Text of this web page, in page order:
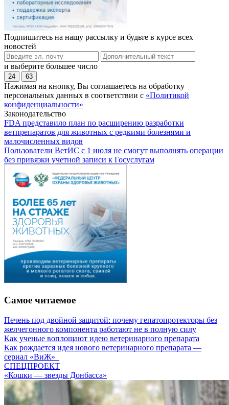
Подпишитесь на нашу рассылку и будьте в курсе всех
новостей
и выберите большее число
24 63
Нажимая на кнопку, Вы соглашаетесь на обработку
персональных данных в соответствии с «Политикой
конфиденциальности»
Законодательство
FDA представило план по расширению разработки
ветпрепаратов для животных с редкими болезнями и
малочисленных видов
Пользователи ВетИС с 1 июля не смогут выполнять операции
без привязки учетной записи к Госуслугам
Самое читаемое
Печень под двойной защитой: почему гепатопротекторы без
желчегонного компонента работают не в полную силу
Как ученые воплощают идею ветеринарного препарата
Как рождается идея нового ветеринарного препарата —
сериал «ВиЖ»
СПЕЦПРОЕКТ
«Кошки — звезды Донбасса»